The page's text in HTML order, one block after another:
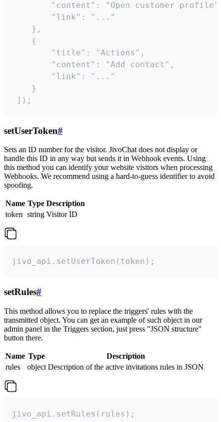
"content": "Open customer
        "link": "..."
    },
    {
        "title": "Actions",
        "content": "Add contact",
        "link": "..."
    }
]);
setUserToken#
Sets an ID number for the visitor. JivoChat does not display or
handle this ID in any way but sends it in Webhook events. Using
this method you can identify your website visitors when processing
Webhooks. We recommend using a hard-to-guess identifier to avoid
spoofing.
Name Type Description
token string Visitor ID
jivo_api.setUserToken(token);
setRules#
This method allows you to replace the triggers' rules with the
transmitted object. You can get an example of such object in our
admin panel in the Triggers section, just press "JSON structure"
button there.
Name Type
Description
rules
object Description of the active invitations rules in JSON
jivo_api.setRules(rules);